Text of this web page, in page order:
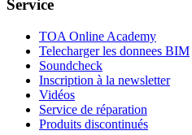
Service
TOA Online Academy
Telecharger les donnees BIM
Soundcheck
Inscription à la newsletter
Vidéos
Service de réparation
Produits discontinués